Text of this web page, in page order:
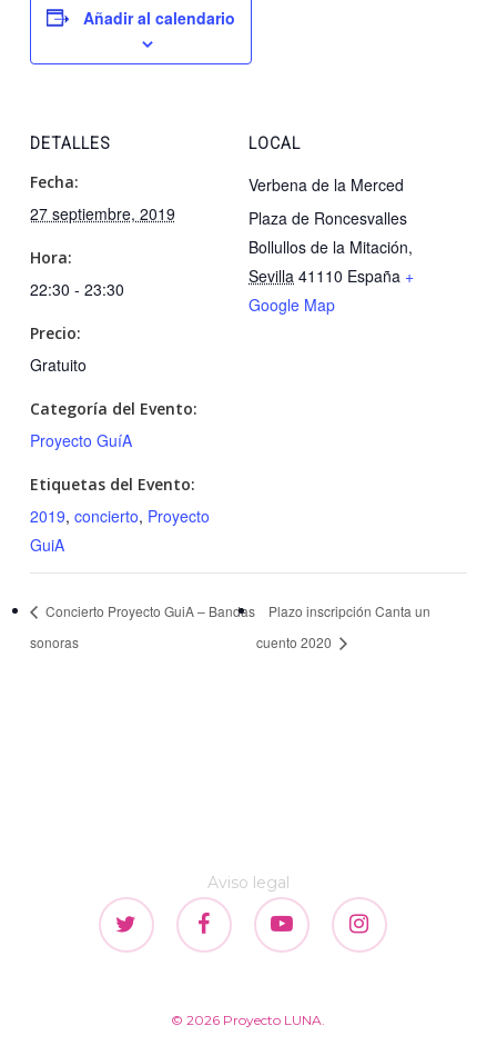
Añadir al calendario
DETALLES
Fecha:
27 septiembre, 2019
Hora:
22:30 - 23:30
Precio:
Gratuito
Categoría del Evento:
Proyecto GuíA
Etiquetas del Evento:
2019, concierto, Proyecto
GuiA
LOCAL
Verbena de la Merced
Plaza de Roncesvalles
Bollullos de la Mitación,
Sevilla 41110 España +
Google Map
Concierto Proyecto GuiA – Bandas
sonoras
Plazo inscripción Canta un
cuento 2020
Aviso legal
twitter facebook youtube instagram
© 2026 Proyecto LUNA.